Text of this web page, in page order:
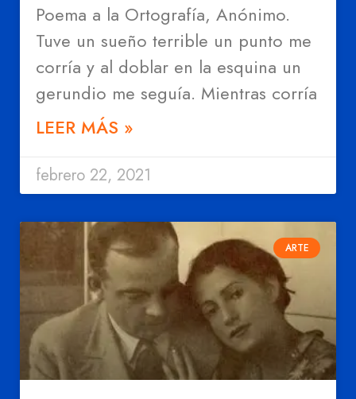
Poema a la Ortografía, Anónimo.
Tuve un sueño terrible un punto me
corría y al doblar en la esquina un
gerundio me seguía. Mientras corría
LEER MÁS »
febrero 22, 2021
ARTE